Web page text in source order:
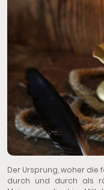
Der Ursprung, woher die
durch und durch als